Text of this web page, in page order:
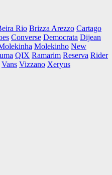
Rio Brizza Arezzo Cartago
Converse Democrata Dijean
Molekinho New
QIX Ramarim Reserva Rider
Vans Vizzano Xeryus